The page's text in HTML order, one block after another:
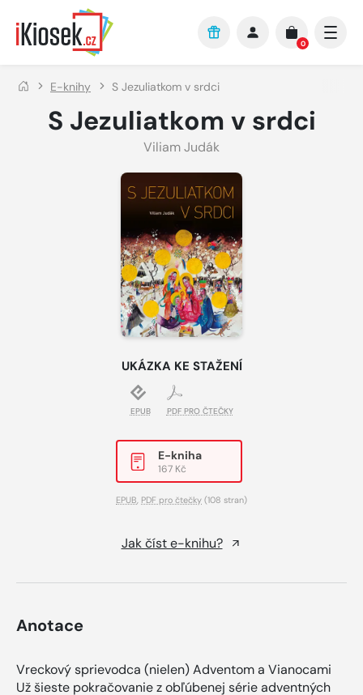
Přejít na hlavní obsah
0
E-knihy S Jezuliatkom v srdci
S Jezuliatkom v srdci
Viliam Judák
UKÁZKA KE STAŽENÍ
EPUB PDF PRO ČTEČKY
E-kniha
167 Kč
EPUB, PDF pro čtečky (108 stran)
Jak číst e-knihu?
Anotace
Vreckový sprievodca (nielen) Adventom a Vianocami
Už šieste pokračovanie z obľúbenej série adventných